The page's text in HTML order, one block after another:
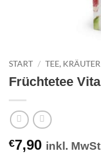
START / TEE,
Früchtetee
€7,90 inkl.